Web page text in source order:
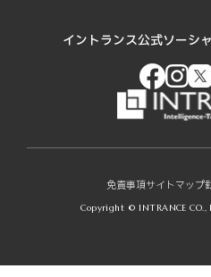
イントランス公式ソーシ
免責事項サイトマップ
Copyright © INTRANCE CO.,